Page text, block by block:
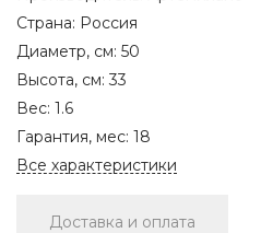
Страна: Россия
Диаметр, см: 50
Высота, см:33
Вес: 1.6
Гарантия, мес: 18
Все характеристики
Доставка и оплата